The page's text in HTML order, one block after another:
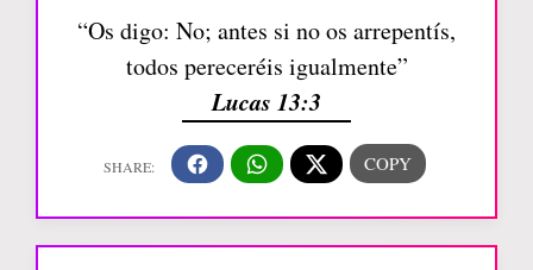
“Os digo: No; antes si no os arrepentís,
todos pereceréis igualmente”
Lucas 13:3